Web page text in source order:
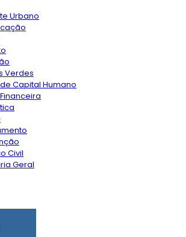
Urbano
Verdes
Capital Humano
Civil
Geral